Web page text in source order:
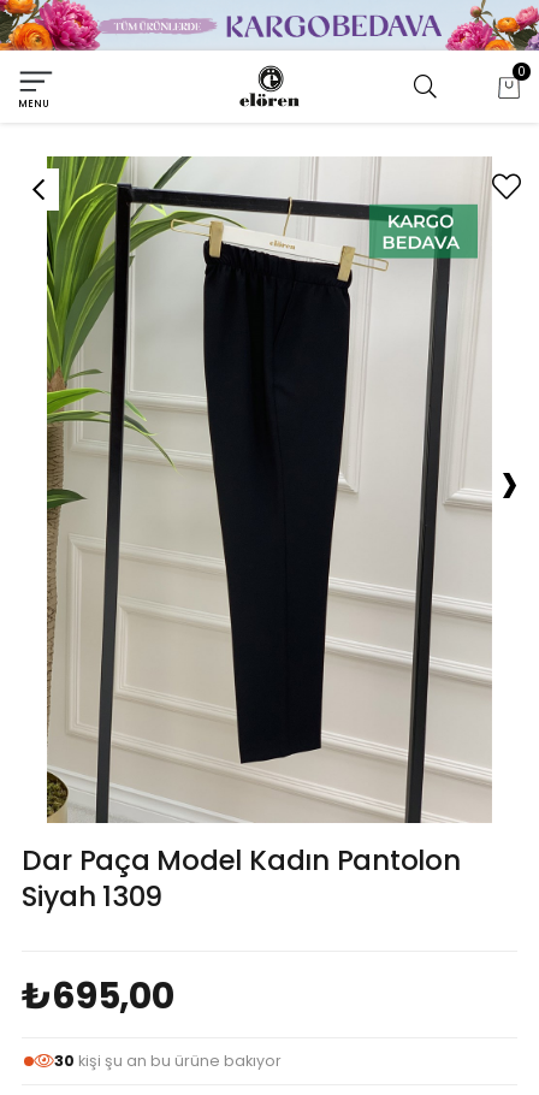
MENU
0
›
Dar Paça Model Kadın Pantolon
Siyah 1309
₺695,00
30 kişi şu an bu ürüne bakıyor